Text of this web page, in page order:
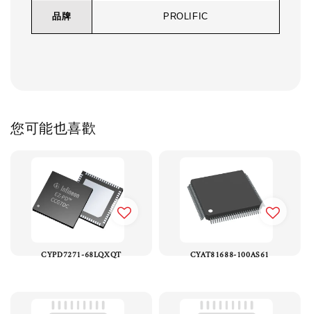
品牌 PROLIFIC
您可能也喜歡
CYPD7271-68LQXQT CYAT81688-100AS61